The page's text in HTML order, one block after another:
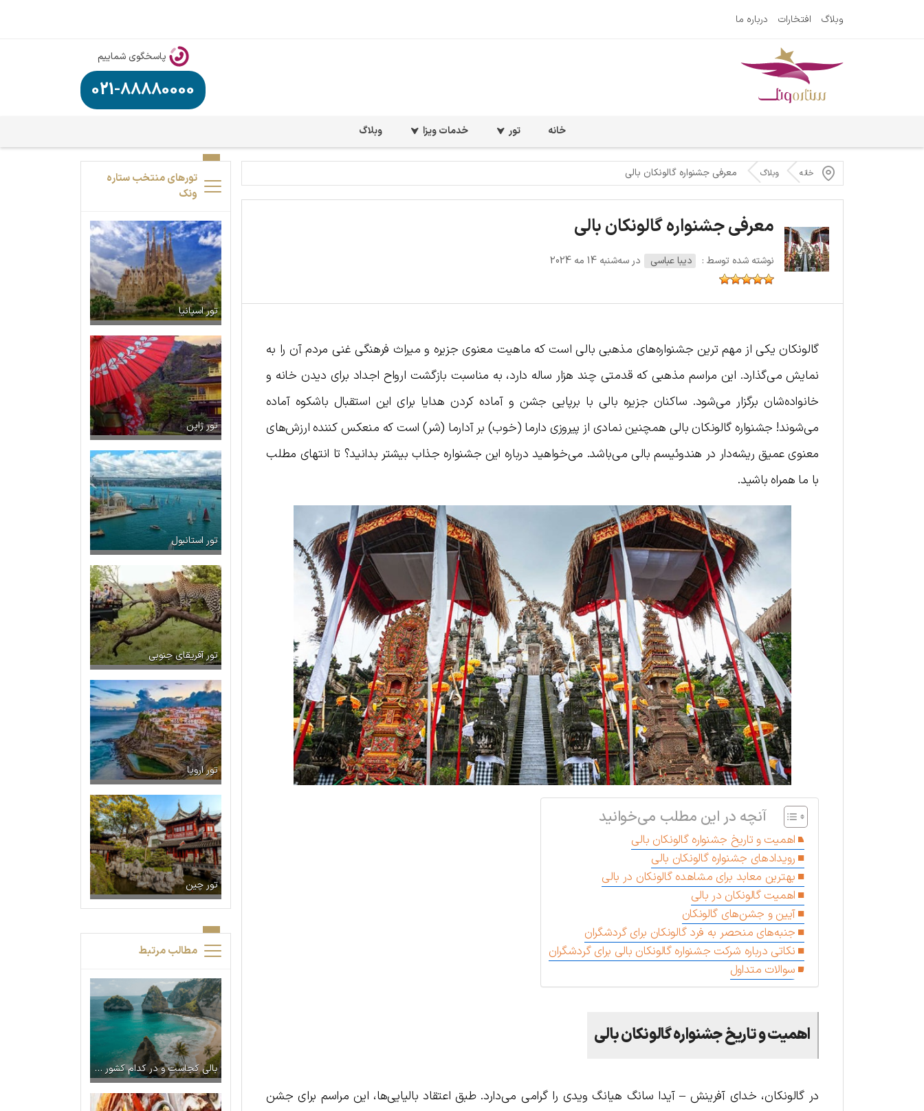
وبلاگ افتخارات درباره ما
پاسخگوی شماییم
021-88880000
خانه تور خدمات ویزا وبلاگ
خانه وبلاگ معرفی جشنواره گالونکان بالی
معرفی جشنواره گالونکان بالی
نوشته شده توسط : دیبا عباسی در سه‌شنبه 14 مه 2024
گالونکان یکی از مهم ترین جشنواره‌های مذهبی بالی است که ماهیت معنوی جزیره و میراث فرهنگی غنی مردم آن را به
نمایش می‌گذارد. این مراسم مذهبی که قدمتی چند هزار ساله دارد، به مناسبت بازگشت ارواح اجداد برای دیدن خانه و
خانواده‌شان برگزار می‌شود. ساکنان جزیره بالی با برپایی جشن و آماده کردن هدایا برای این استقبال باشکوه آماده
می‌شوند! جشنواره گالونکان بالی همچنین نمادی از پیروزی دارما (خوب) بر آدارما (شر) است که منعکس کننده ارزش‌های
معنوی عمیق ریشه‌دار در هندوئیسم بالی می‌باشد. می‌خواهید درباره این جشنواره جذاب بیشتر بدانید؟ تا انتهای مطلب
با ما همراه باشید.
آنچه در این مطلب می‌خوانید
اهمیت و تاریخ جشنواره گالونکان بالی
رویدادهای جشنواره گالونکان بالی
بهترین معابد برای مشاهده گالونکان در بالی
اهمیت گالونکان در بالی
آیین ‌و جشن‌های گالونکان
جنبه‌های منحصر به فرد گالونکان برای گردشگران
نکاتی درباره شرکت جشنواره گالونکان بالی برای گردشگران
سوالات متداول
اهمیت و تاریخ جشنواره گالونکان بالی
در گالونکان، خدای آفرینش – آیدا سانگ هیانگ ویدی را گرامی می‌دارد. طبق اعتقاد بالیایی‌ها، این مراسم برای جشن
تورهای منتخب ستاره
ونک
تور اسپانیا
تور ژاپن
تور استانبول
تور آفریقای جنوبی
تور اروپا
تور چین
مطالب مرتبط
بالی کجاست و در کدام کشور است؟ آشنایی با جزیره رویایی بالی